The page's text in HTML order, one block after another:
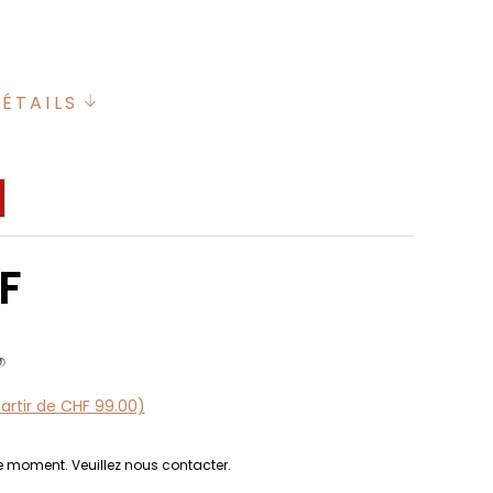
de CHF 99.00)
Veuillez nous contacter.